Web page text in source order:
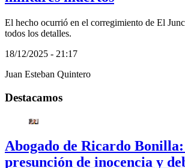
El hecho ocurrió en el corregimiento de El
todos los detalles.
18/12/2025 - 21:17
Juan Esteban Quintero
Destacamos
Abogado de Ricardo
presunción de inocencia y